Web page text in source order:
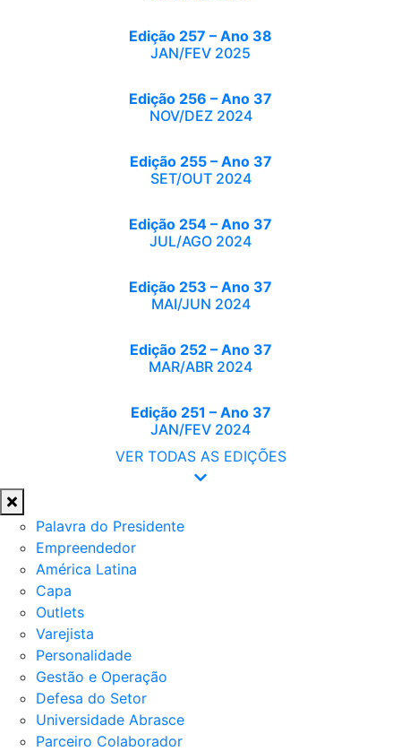
Edição 257 – Ano 38
JAN/FEV 2025
Edição 256 – Ano 37
NOV/DEZ 2024
Edição 255 – Ano 37
SET/OUT 2024
Edição 254 – Ano 37
JUL/AGO 2024
Edição 253 – Ano 37
MAI/JUN 2024
Edição 252 – Ano 37
MAR/ABR 2024
Edição 251 – Ano 37
JAN/FEV 2024
VER TODAS AS EDIÇÕES
Palavra do Presidente
Empreendedor
América Latina
Capa
Outlets
Varejista
Personalidade
Gestão e Operação
Defesa do Setor
Universidade Abrasce
Parceiro Colaborador